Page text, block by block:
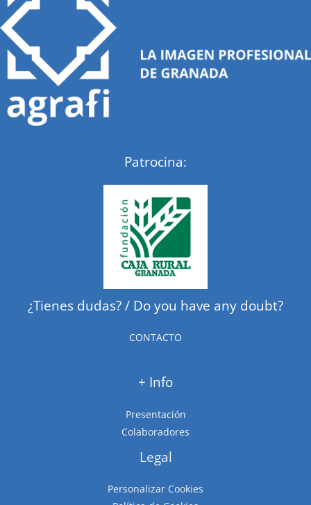
Patrocina:
¿Tienes dudas? / Do you have any doubt?
CONTACTO
+ Info
Presentación
Colaboradores
Legal
Personalizar Cookies